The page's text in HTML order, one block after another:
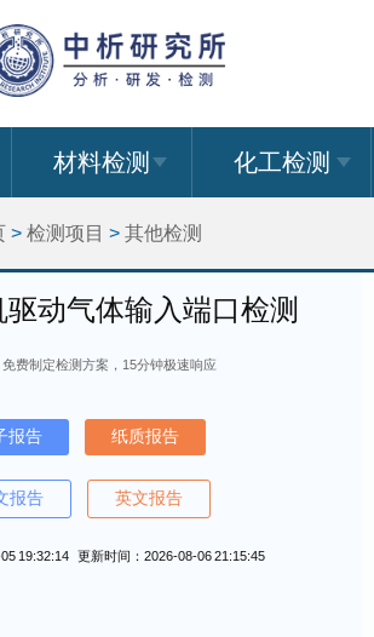
材料检测 化工检测
> 检测项目 > 其他检测
动气体输入端口检测
费制定检测方案，15分钟极速响应
报告 纸质报告
报告 英文报告
19:32:14 更新时间：2026-08-06 21:15:45